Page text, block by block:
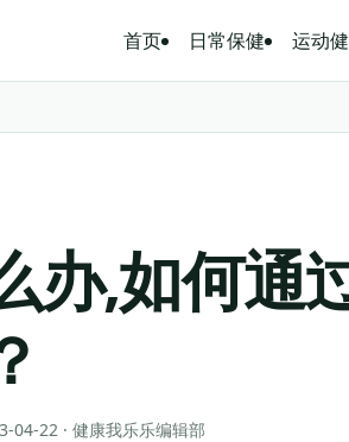
首页 日常保健 运动
办,如何通
04-22 · 健康我乐乐编辑部